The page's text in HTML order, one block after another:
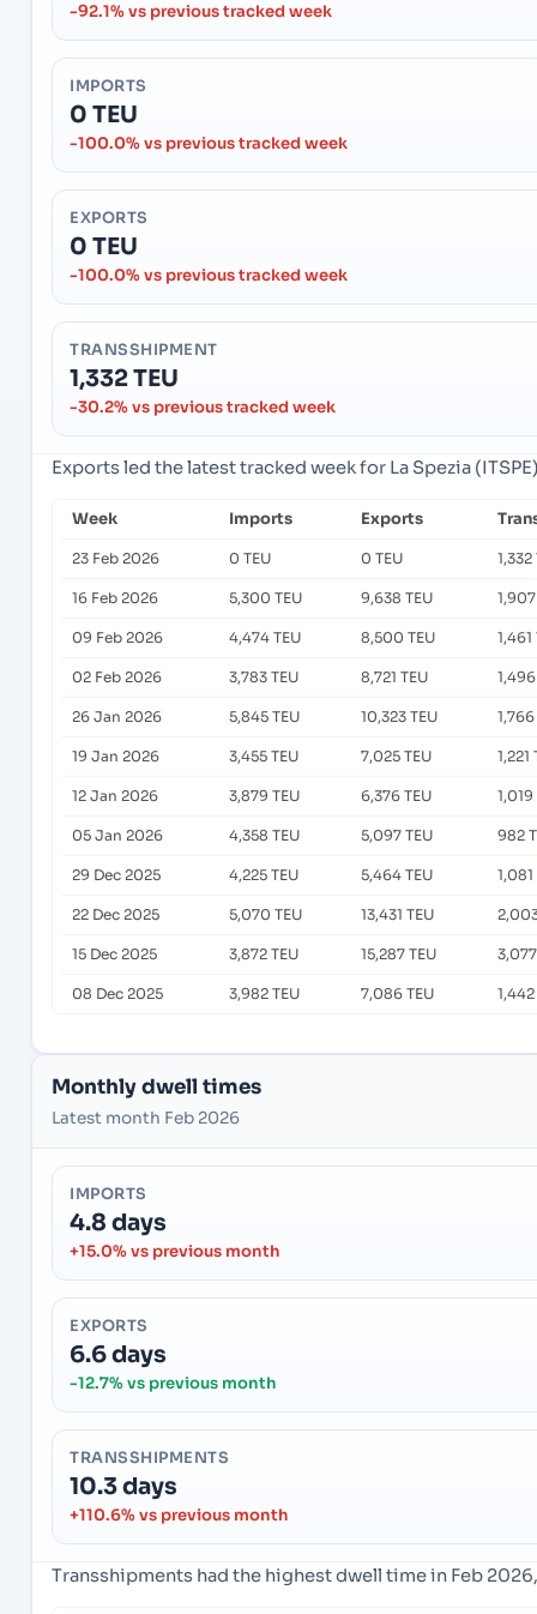
-92.1% vs previous tracked week
IMPORTS
0 TEU
-100.0% vs previous tracked week
EXPORTS
0 TEU
-100.0% vs previous tracked week
TRANSSHIPMENT
1,332 TEU
-30.2% vs previous tracked week
Exports led the latest tracked week for La Spezia
Week Imports Exports
23 Feb 2026 0 TEU 0 TEU 1,332
16 Feb 2026 5,300 TEU 9,638 TEU
09 Feb 2026 4,474 TEU 8,500 TEU 1,461
02 Feb 2026 3,783 TEU 8,721 TEU
26 Jan 2026 5,845 TEU 10,323 TEU 1,766
19 Jan 2026 3,455 TEU 7,025 TEU 1,221
12 Jan 2026 3,879 TEU 6,376 TEU 1,019
05 Jan 2026 4,358 TEU 5,097 TEU 982
29 Dec 2025 4,225 TEU 5,464 TEU 1,081
22 Dec 2025 5,070 TEU 13,431 TEU
15 Dec 2025 3,872 TEU 15,287 TEU
08 Dec 2025 3,982 TEU 7,086 TEU 1,442
Monthly dwell times
Latest month Feb 2026
IMPORTS
4.8 days
+15.0% vs previous month
EXPORTS
6.6 days
-12.7% vs previous month
TRANSSHIPMENTS
10.3 days
+110.6% vs previous month
Transshipments had the highest dwell time in Feb